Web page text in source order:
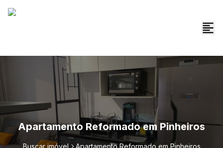
Apartamento Reformado em Pinheiros
Buscar imóvel Apartamento Reformado em Pinheiros